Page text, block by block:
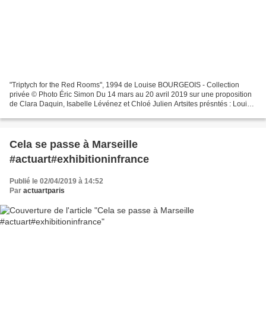
"Triptych for the Red Rooms", 1994 de Louise BOURGEOIS - Collection
privée © Photo Éric Simon Du 14 mars au 20 avril 2019 sur une proposition
de Clara Daquin, Isabelle Lévénez et Chloé Julien Artsites présntés : Louise
Cela se passe à Marseille
#actuart#exhibitioninfrance
Publié le 02/04/2019 à 14:52
Par actuartparis